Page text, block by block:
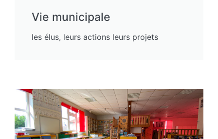
Vie municipale
les élus, leurs actions leurs projets